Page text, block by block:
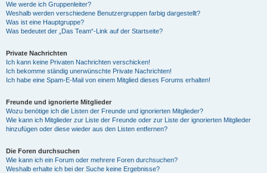
Wie werde ich Gruppenleiter?
Weshalb werden verschiedene Benutzergruppen farbig dargestellt?
Was ist eine Hauptgruppe?
Was bedeutet der „Das Team“-Link auf der Startseite?
Private Nachrichten
Ich kann keine Privaten Nachrichten verschicken!
Ich bekomme ständig unerwünschte Private Nachrichten!
Ich habe eine Spam-E-Mail von einem Mitglied dieses Forums erhalten!
Freunde und ignorierte Mitglieder
Wozu benötige ich die Listen der Freunde und ignorierten Mitglieder?
Wie kann ich Mitglieder zur Liste der Freunde oder zur Liste der ignorierten Mitglieder
hinzufügen oder diese wieder aus den Listen entfernen?
Die Foren durchsuchen
Wie kann ich ein Forum oder mehrere Foren durchsuchen?
Weshalb erhalte ich bei der Suche keine Ergebnisse?